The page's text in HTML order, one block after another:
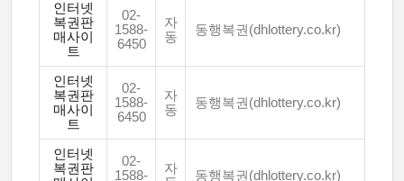
인터넷
복권판
매사이
트
02-
1588-
6450
자
동
동행복권(dhlottery.co.kr)
인터넷
복권판
매사이
트
02-
1588-
6450
자
동
동행복권(dhlottery.co.kr)
인터넷
복권판
02-
1588-
자
동행복권(dhlottery.co.kr)